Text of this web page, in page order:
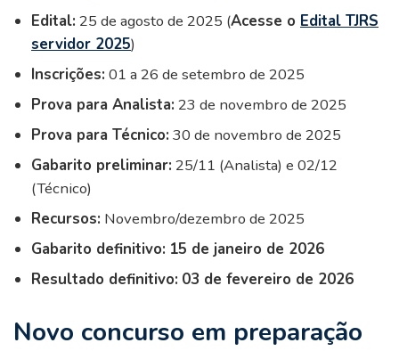
Edital: 25 de agosto de 2025 (Acesse o Edital TJRS
servidor 2025)
Inscrições: 01 a 26 de setembro de 2025
Prova para Analista: 23 de novembro de 2025
Prova para Técnico: 30 de novembro de 2025
Gabarito preliminar: 25/11 (Analista) e 02/12
(Técnico)
Recursos: Novembro/dezembro de 2025
Gabarito definitivo: 15 de janeiro de 2026
Resultado definitivo: 03 de fevereiro de 2026
Novo concurso em preparação